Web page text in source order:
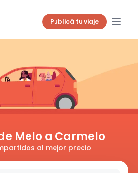
Publicá tu viaje
Melo a Carmelo
al mejor precio